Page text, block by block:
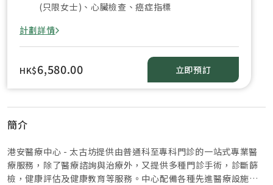
(只限女士)、心臟檢查、癌症指標
計劃詳情
HK$6,580.00 立即預訂
簡介
港安醫療中心 - 太古坊提供由普通科至專科門診的一站式專業醫
療服務，除了醫療諮詢與治療外，又提供多種門診手術，診斷篩
檢，健康評估及健康教育等服務。中心配備各種先進醫療設施包